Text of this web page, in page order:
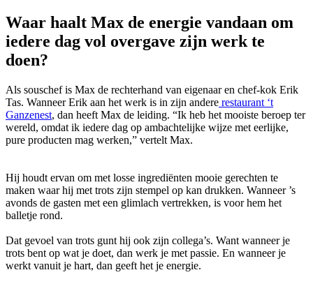
Waar haalt Max de energie vandaan om
iedere dag vol overgave zijn werk te
doen?
Als souschef is Max de rechterhand van eigenaar en chef-kok Erik
Tas. Wanneer Erik aan het werk is in zijn andere restaurant ‘t
Ganzenest, dan heeft Max de leiding. “Ik heb het mooiste beroep ter
wereld, omdat ik iedere dag op ambachtelijke wijze met eerlijke,
pure producten mag werken,” vertelt Max.
Hij houdt ervan om met losse ingrediënten mooie gerechten te
maken waar hij met trots zijn stempel op kan drukken. Wanneer ’s
avonds de gasten met een glimlach vertrekken, is voor hem het
balletje rond.
Dat gevoel van trots gunt hij ook zijn collega’s. Want wanneer je
trots bent op wat je doet, dan werk je met passie. En wanneer je
werkt vanuit je hart, dan geeft het je energie.